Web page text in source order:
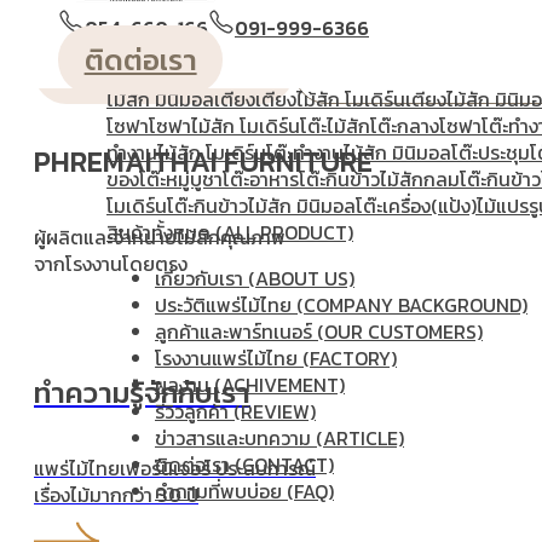
054-660-166 091-999-6366
ติดต่อเรา
วางหนังสือตู้หัวเตียง ตู้โชว์ตู้โชว์ไม้สัก โมเดิร์น
โมเดิร์น
ประตูนิรภัยคู่ชองแสงประตูบานคู่
แกะสลักม้านั่งยาว
ไม้สัก มินิมอลเตียงเตียงไม้สัก โมเดิร์นเตียงไม้สัก มินิม
โซฟาโซฟาไม้สัก โมเดิร์นโต๊ะไม้สักโต๊ะกลางโซฟาโต๊ะทำ
ทํางานไม้สัก โมเดิร์นโต๊ะทำงานไม้สัก มินิมอลโต๊ะประชุม
ของโต๊ะหมู่บูชาโต๊ะอาหารโต๊ะกินข้าวไม้สักกลมโต๊ะกินข้า
โมเดิร์นโต๊ะกินข้าวไม้สัก มินิมอลโต๊ะเครื่อง(แป้ง)ไม้แปร
สินค้าทั้งหมด (ALL PRODUCT)
เกี่ยวกับเรา (ABOUT US)
ประวัติแพร่ไม้ไทย (COMPANY BACKGROUND)
ลูกค้าและพาร์ทเนอร์ (OUR CUSTOMERS)
โรงงานแพร่ไม้ไทย (FACTORY)
ผลงาน (ACHIVEMENT)
รีวิวลูกค้า (REVIEW)
ข่าวสารและบทความ (ARTICLE)
ติดต่อเรา (CONTACT)
คำถามที่พบบ่อย (FAQ)
ชมสินค้าของเรา
PHREMAITHAI FURNITURE
ผู้ผลิตและจำหน่ายไม้สักคุณภาพ
จากโรงงานโดยตรง
ทำความรู้จักกับเรา
แพร่ไม้ไทยเฟอร์นิเจอร์ ประสบการณ์
เรื่องไม้มากกว่า 30 ปี